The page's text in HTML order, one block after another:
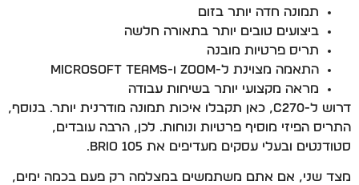
תמונה חדה יותר בזום
ביצועים טובים יותר בתאורה חלשה
תריס פרטיות מובנה
התאמה מצוינת ל-Zoom ו-Microsoft Teams
מראה מקצועי יותר בשיחות עבודה
דרוש ל-C270, כאן תקבלו איכות תמונה מודרנית יותר. בנוסף,
התריס הפיזי מוסיף פרטיות ונוחות. לכן, הרבה עובדים,
סטודנטים ובעלי עסקים מעדיפים את Brio 105.
מצד שני, אם אתם משתמשים במצלמה רק פעם בכמה ימים,